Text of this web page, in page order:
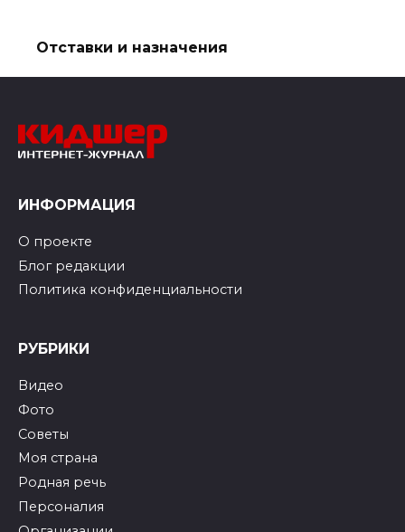
Отставки и назначения
ИНФОРМАЦИЯ
О проекте
Блог редакции
Политика конфиденциальности
РУБРИКИ
Видео
Фото
Советы
Моя страна
Родная речь
Персоналия